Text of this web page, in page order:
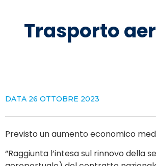
Trasporto
DATA 26 OTTOBRE 2023
Previsto un aumento economico
“Raggiunta l’intesa sul rinnovo della